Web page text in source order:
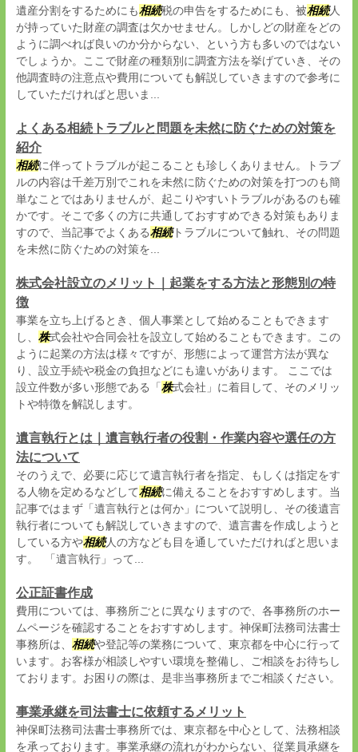
遺産分割をするためにも相続税の申告をするためにも、被相続人
が持っていた財産の調査は欠かせません。しかしどの財産をどの
ように調べれば良いのか分からない、という方も多いのではない
でしょうか。ここで財産の種類別に調査方法を挙げていき、その
他調査時の注意点や費用についても解説していきますので参考に
していただければと思いま...
よくある相続トラブルと問題を未然に防ぐための対策を
紹介
相続に伴ってトラブルが起こることも珍しくありません。トラブ
ルの内容は千差万別でこれを未然に防ぐための対策を打つのも簡
単なことではありませんが、起こりやすいトラブルがあるのも確
かです。そこで多くの方に共通しておすすめできる対策もありま
すので、当記事でよくある相続トラブルについて触れ、その問題
を未然に防ぐための対策を...
株式会社設立のメリット｜起業をする方法と形態別の特
徴
事業を立ち上げるとき、個人事業として始めることもできます
し、 株式会社や合同会社を設立して始めることもできます。この
ように起業の方法は様々ですが、形態によって運営方法が異な
り、設立手続や税金の負担などにも違いがあります。 ここでは
設立件数が多い形態である「 株式会社」に着目して、そのメリッ
トや特徴を解説します。
遺言執行とは｜遺言執行者の役割・作業内容や選任の方
法について
そのうえで、必要に応じて遺言執行者を指定、もしくは指定をす
る人物を定めるなどして相続に備えることをおすすめします。当
記事ではまず「遺言執行とは何か」について説明し、その後遺言
執行者についても解説していきますので、遺言書を作成しようと
している方や相続人の方なども目を通していただければと思いま
す。 「遺言執行」って...
公正証書作成
費用については、事務所ごとに異なりますので、各事務所のホー
ムページを確認することをおすすめします。神保町法務司法書士
事務所は、 相続や登記等の業務について、東京都を中心に行って
います。お客様が相談しやすい環境を整備し、ご相談をお待ちし
ております。お困りの際は、是非当事務所までご相談ください。
事業承継を司法書士に依頼するメリット
神保町法務司法書士事務所では、東京都を中心として、法務相談
を承っております。事業承継の流れがわからない、従業員承継を